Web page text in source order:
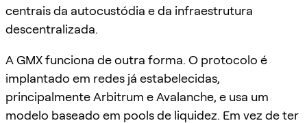
centrais da autocustódia e da infraestrutura
descentralizada.
A GMX funciona de outra forma. O protocolo é
implantado em redes já estabelecidas,
principalmente Arbitrum e Avalanche, e usa um
modelo baseado em pools de liquidez. Em vez de ter